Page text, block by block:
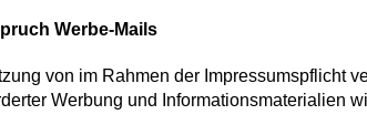
Werbe-Mails
von im Rahmen der Impressumspflicht
Werbung und Informationsmaterialien